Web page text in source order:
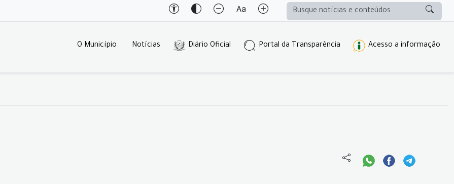
O Município Notícias Diário Oficial Portal da Transparência Acesso a informação